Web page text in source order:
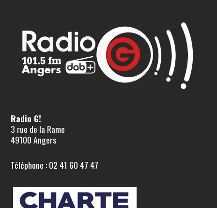
Radio G!
3 rue de la Rame
49100 Angers
Téléphone : 02 41 60 47 47